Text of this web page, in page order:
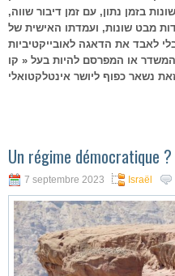
בזמן נתון, עם זמן דיבור שווה,
מבט שונות, ועמדתו האישית של
או המפרסם להיות בעל « קו
Un régime démocratique ?
7 septembre 2023 Israël